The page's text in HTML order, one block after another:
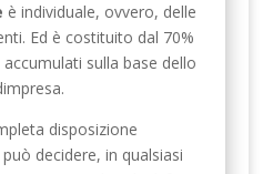
è individuale, ovvero, delle
Ed è costituito dal 70%
sulla base dello
disposizione
decidere, in qualsiasi